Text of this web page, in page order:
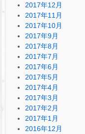
2017年12月
2017年11月
2017年10月
2017年9月
2017年8月
2017年7月
2017年6月
2017年5月
2017年4月
2017年3月
2017年2月
2017年1月
2016年12月